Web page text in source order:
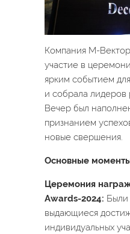
Компания М-
участие в
ярким событием
и собрала лидеров
Вечер был
признанием
новые свершения.
Основные
Церемония
Awards-2024:
выдающиеся
индивидуальных